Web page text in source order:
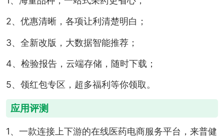
2、优惠清晰，各项让利清楚明白；
3、全新改版，大数据智能推荐；
4、检验报告，云端存储，随时下载；
5、领红包专区，超多福利等你领取。
应用评测
1、一款连接上下游的在线医药电商服务平台，来普健